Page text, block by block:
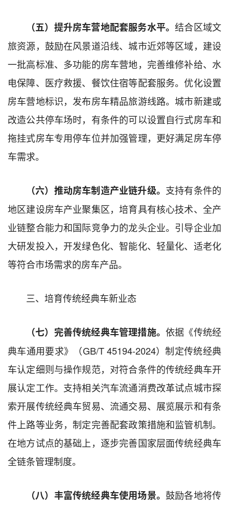
（五）提升房车营地配套服务水平。结合区域文
旅资源，鼓励在风景道沿线、城市近郊等区域，建设
一批高标准、多功能的房车营地，完善维修补给、水
电保障、医疗救援、餐饮住宿等配套服务。优化设置
房车营地标识，发布房车精品旅游线路。城市新建或
改造公共停车场时，有条件的可以设置自行式房车和
拖挂式房车专用停车位并加强管理，更好满足房车停
车需求。
（六）推动房车制造产业链升级。 支持有条件的
地区建设房车产业聚集区，培育具有核心技术、全产
业链整合能力和国际竞争力的龙头企业。引导企业加
大研发投入，开发绿色化、智能化、轻量化、适老化
等符合市场需求的房车产品。
三、培育传统经典车新业态
（七）完善传统经典车管理措施。 依据《传统经
典车通用要求》（GB/T 45194-2024）制定传统经典
车认定细则与操作规范，对符合条件的传统经典车开
展认定工作。支持相关汽车流通消费改革试点城市探
索开展传统经典车贸易、流通交易、展览展示和有条
件上路等业务，制定完善配套政策措施和监管机制。
在地方试点的基础上，逐步完善国家层面传统经典车
全链条管理制度。
（八）丰富传统经典车使用场景。 鼓励各地将传